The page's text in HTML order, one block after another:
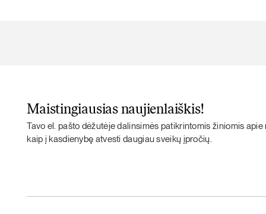
Maistingiausias naujienlaiškis!
Tavo el. pašto dėžutėje dalinsimės patikrintomis žiniomis
kaip į kasdienybę atvesti daugiau sveikų įpročių.